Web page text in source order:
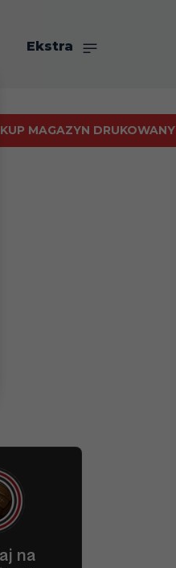
Ekstra
KUP MAGAZYN DRUKOWANY